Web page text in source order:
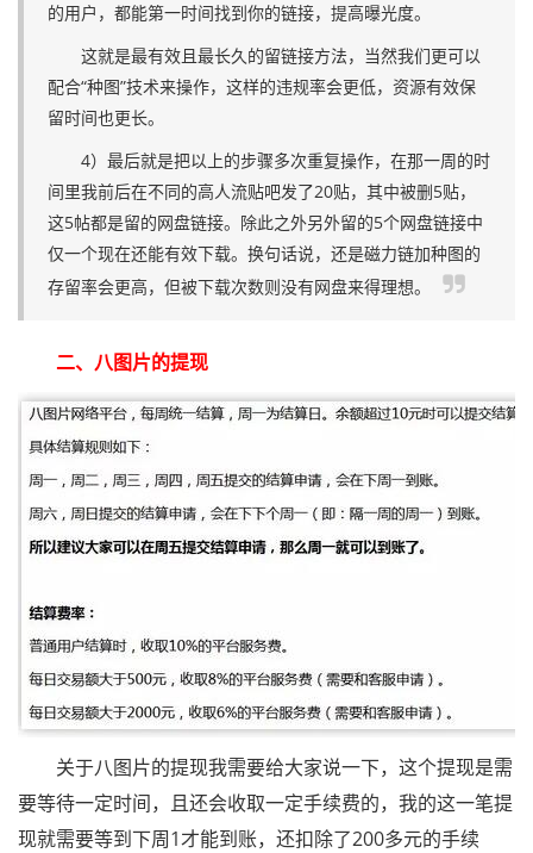
的用户，都能第一时间找到你的链接，提高曝光度。
这就是最有效且最长久的留链接方法，当然我们更可以
配合“种图”技术来操作，这样的违规率会更低，资源有效保
留时间也更长。
4）最后就是把以上的步骤多次重复操作，在那一周的时
间里我前后在不同的高人流贴吧发了20贴，其中被删5贴，
这5帖都是留的网盘链接。除此之外另外留的5个网盘链接中
仅一个现在还能有效下载。换句话说，还是磁力链加种图的
存留率会更高，但被下载次数则没有网盘来得理想。
二、八图片的提现
关于八图片的提现我需要给大家说一下，这个提现是需
要等待一定时间，且还会收取一定手续费的，我的这一笔提
现就需要等到下周1才能到账，还扣除了200多元的手续